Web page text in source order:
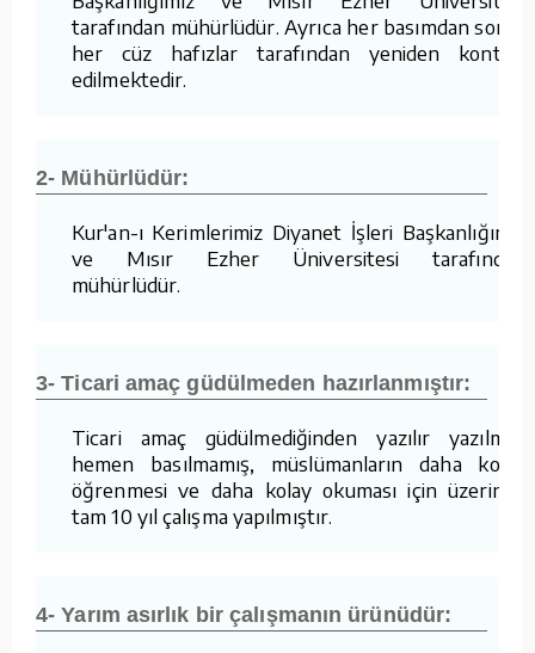
tarafından mühürlüdür. Ayrıca her basımdan sonra
her cüz hafızlar tarafından yeniden kontrol
edilmektedir.
2- Mühürlüdür:
Kur'an-ı Kerimlerimiz Diyanet İşleri Başkanlığımız
ve Mısır Ezher Üniversitesi tarafından
mühürlüdür.
3- Ticari amaç güdülmeden hazırlanmıştır:
Ticari amaç güdülmediğinden yazılır yazılmaz
hemen basılmamış, müslümanların daha kolay
öğrenmesi ve daha kolay okuması için üzerinde
tam 10 yıl çalışma yapılmıştır.
4- Yarım asırlık bir çalışmanın ürünüdür: